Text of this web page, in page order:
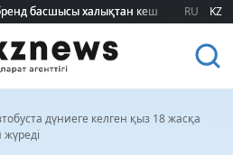
басшысы халықтан кешірім сұрады
басшысы халықтан кешірім сұрады
RU KZ
дүниеге келген қыз 18 жасқа
жүреді